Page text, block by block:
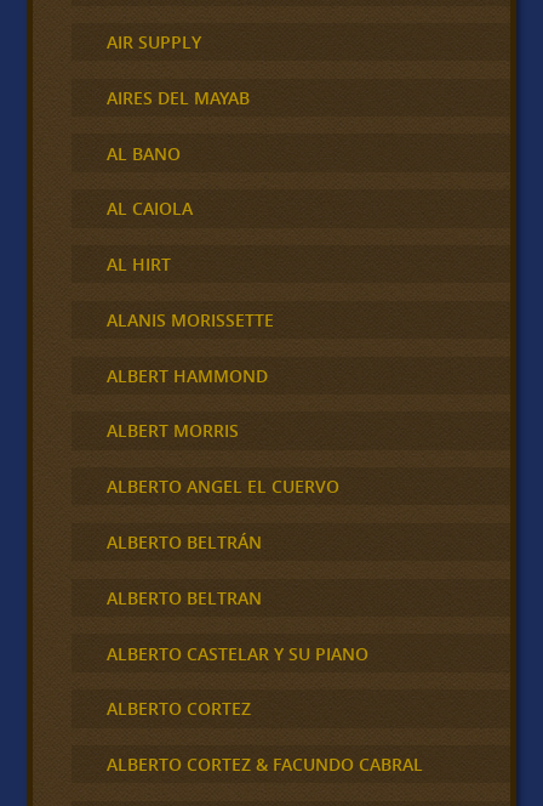
AIR SUPPLY
AIRES DEL MAYAB
AL BANO
AL CAIOLA
AL HIRT
ALANIS MORISSETTE
ALBERT HAMMOND
ALBERT MORRIS
ALBERTO ANGEL EL CUERVO
ALBERTO BELTRÁN
ALBERTO BELTRAN
ALBERTO CASTELAR Y SU PIANO
ALBERTO CORTEZ
ALBERTO CORTEZ & FACUNDO CABRAL